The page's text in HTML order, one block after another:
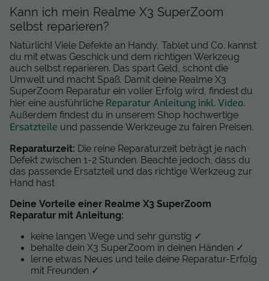
Kann ich mein Realme X3 SuperZoom
selbst reparieren?
Natürlich! Viele Defekte an Handy, Tablet und Co. kannst
du mit etwas Geschick und dem richtigen Werkzeug
auch selbst reparieren. Das spart Geld, schont die
Umwelt und macht Spaß. Damit deine Realme X3
SuperZoom Reparatur ein voller Erfolg wird, findest du
hier eine ausführliche Reparatur Anleitung inkl. Video.
Außerdem findest du in unserem Shop hochwertige
Ersatzteile und passende Werkzeuge zu fairen Preisen.
Reparaturzeit: Die reine Reparaturzeit beträgt je nach
Defekt zwischen 1-2 Stunden. Beachte jedoch, dass du
das passende Ersatzteil und das richtige Werkzeug zur
Hand hast
Deine Vorteile einer Realme X3 SuperZoom
Reparatur mit Anleitung:
keine langen Wege und sehr günstig ✓
behalte dein X3 SuperZoom in deinen Händen ✓
lerne etwas Neues und teile deine Reparatur-Erfolg
mit Freunden ✓